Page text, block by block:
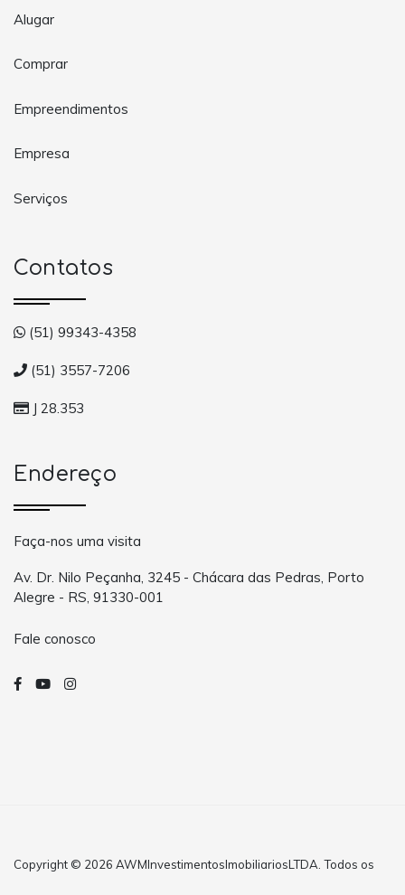
Alugar
Comprar
Empreendimentos
Empresa
Serviços
Contatos
(51) 99343-4358
(51) 3557-7206
J 28.353
Endereço
Faça-nos uma visita
Av. Dr. Nilo Peçanha, 3245 - Chácara das Pedras, Porto
Alegre - RS, 91330-001
Fale conosco
Copyright © 2026 AWMInvestimentosImobiliariosLTDA. Todos os